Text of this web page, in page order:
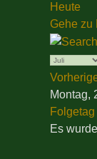
Heute
Gehe zu
Montag,
Folgetag
Es